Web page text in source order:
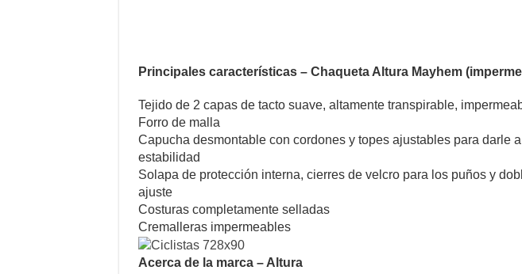
Principales características – Chaqueta Altura Mayhem
Tejido de 2 capas de tacto suave, altamente transpirable,
Forro de malla
Capucha desmontable con cordones y topes ajustables para darle
estabilidad
Solapa de protección interna, cierres de velcro para los puños y
ajuste
Costuras completamente selladas
Cremalleras impermeables
Acerca de la marca – Altura